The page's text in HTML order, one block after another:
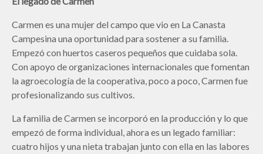
Carmen es una mujer del campo que vio en La Canasta
Campesina una oportunidad para sostener a su familia.
Empezó con huertos caseros pequeños que cuidaba sola.
Con apoyo de organizaciones internacionales que fomentan
la agroecología de la cooperativa, poco a poco, Carmen fue
profesionalizando sus cultivos.
La familia de Carmen se incorporó en la producción y lo que
empezó de forma individual, ahora es un legado familiar:
cuatro hijos y una nieta trabajan junto con ella en las labores